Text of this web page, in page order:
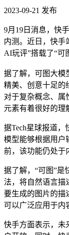
2023-09-21 发布
9月19日消息，快
内测。近日，快手
AI玩评”搭载了“可
据了解，可图大模
精美、创意十足的
对于复杂概念、属
元素有着很好的理
据Tech星球报道，
模型能够根据用户
前，该功能仍处于
据了解，“可图”是
法，将自然语言描
要生成的图片的描
可以广泛应用于内
快手方面表示，未